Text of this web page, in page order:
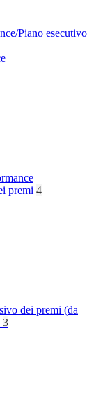
Piano esecutivo
premi 4
dei premi (da
3